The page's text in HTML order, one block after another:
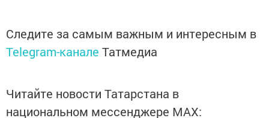
Следите за самым важным и интересным в
Telegram-канале Татмедиа
Читайте новости Татарстана в
национальном мессенджере MАХ: